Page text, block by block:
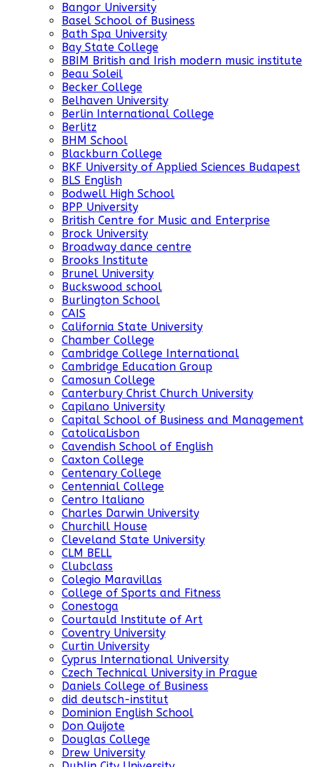
Bangor University
Basel School of Business
Bath Spa University
Bay State College
BBIM British and Irish modern music institute
Beau Soleil
Becker College
Belhaven University
Berlin International College
Berlitz
BHM School
Blackburn College
BKF University of Applied Sciences Budapest
BLS English
Bodwell High School
BPP University
British Centre for Music and Enterprise
Brock University
Broadway dance centre
Brooks Institute
Brunel University
Buckswood school
Burlington School
CAIS
California State University
Chamber College
Cambridge College International
Cambridge Education Group
Camosun College
Canterbury Christ Church University
Capilano University
Capital School of Business and Management
CatolicaLisbon
Cavendish School of English
Caxton College
Centenary College
Centennial College
Centro Italiano
Charles Darwin University
Churchill House
Cleveland State University
CLM BELL
Clubclass
Colegio Maravillas
College of Sports and Fitness
Conestoga
Courtauld Institute of Art
Coventry University
Curtin University
Cyprus International University
Czech Technical University in Prague
Daniels College of Business
did deutsch-institut
Dominion English School
Don Quijote
Douglas College
Drew University